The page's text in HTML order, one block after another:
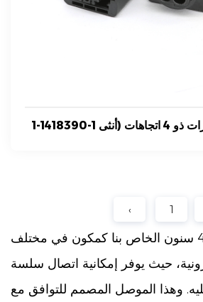
‹ 1
يعمل موصل 4 سنون الخاص بنا كمكون في مختلف
حيث يوفر إمكانية اتصال سلسة
وهذا الموصل المصمم للتوافق مع